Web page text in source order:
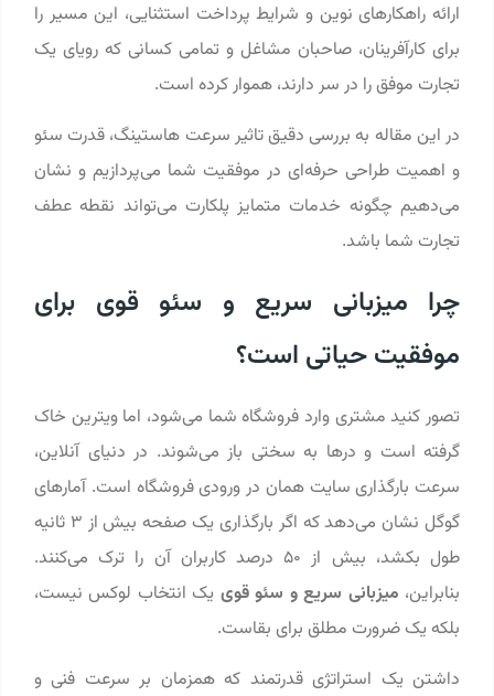
ارائه راهکارهای نوین و شرایط پرداخت استثنایی، این مسیر را
برای کارآفرینان، صاحبان مشاغل و تمامی کسانی که رویای یک
تجارت موفق را در سر دارند، هموار کرده است.
در این مقاله به بررسی دقیق تاثیر سرعت هاستینگ، قدرت سئو
و اهمیت طراحی حرفه‌ای در موفقیت شما می‌پردازیم و نشان
می‌دهیم چگونه خدمات متمایز پلکارت می‌تواند نقطه عطف
تجارت شما باشد.
چرا میزبانی سریع و سئو قوی برای
موفقیت حیاتی است؟
تصور کنید مشتری وارد فروشگاه شما می‌شود، اما ویترین خاک
گرفته است و درها به سختی باز می‌شوند. در دنیای آنلاین،
سرعت بارگذاری سایت همان در ورودی فروشگاه است. آمارهای
گوگل نشان می‌دهد که اگر بارگذاری یک صفحه بیش از ۳ ثانیه
طول بکشد، بیش از ۵۰ درصد کاربران آن را ترک می‌کنند.
بنابراین،میزبانی سریع و سئو قوییک انتخاب لوکس نیست،
بلکه یک ضرورت مطلق برای بقاست.
داشتن یک استراتژی قدرتمند که همزمان بر سرعت فنی و